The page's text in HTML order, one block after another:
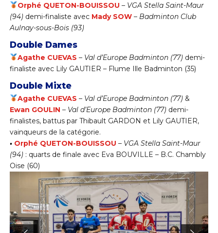
Orphé QUETON-BOUISSOU –VGA Stella Saint-Maur
(94) demi-finaliste avec Mady SOW – Badminton Club
Aulnay-sous-Bois (93)
Double Dames
Agathe CUEVAS – Val d’Europe Badminton (77)demi-
finaliste avec Lily GAUTIER – Flume Ille Badminton (35)
Double Mixte
Agathe CUEVAS – Val d’Europe Badminton (77)&
Ewan GOULIN – Val d’Europe Badminton (77) demi-
finalistes, battus par Thibault GARDON et Lily GAUTIER,
vainqueurs de la catégorie.
• Orphé QUETON-BOUISSOU – VGA Stella Saint-Maur
(94) : quarts de finale avec Eva BOUVILLE – B.C. Chambly
Oise (60)